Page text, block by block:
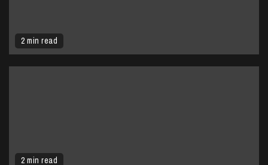
2 min read
2 min read